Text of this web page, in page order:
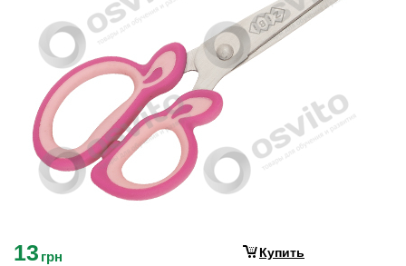
13 грн Купить